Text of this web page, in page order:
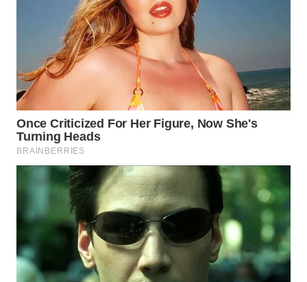
WAHANA
KONSUMEN
WAHANA
LISTRIK
WAHANA
TRAVEL
WAHANA
TV
WAHANANEWS
WAHANANEWS